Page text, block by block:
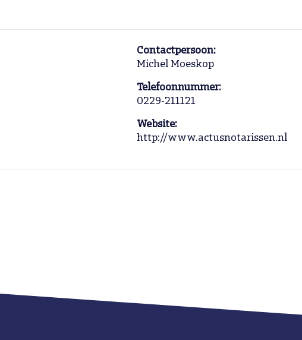
Contactpersoon:
Michel Moeskop
Telefoonnummer:
0229-211121
Website:
http://www.actusnotarissen.nl